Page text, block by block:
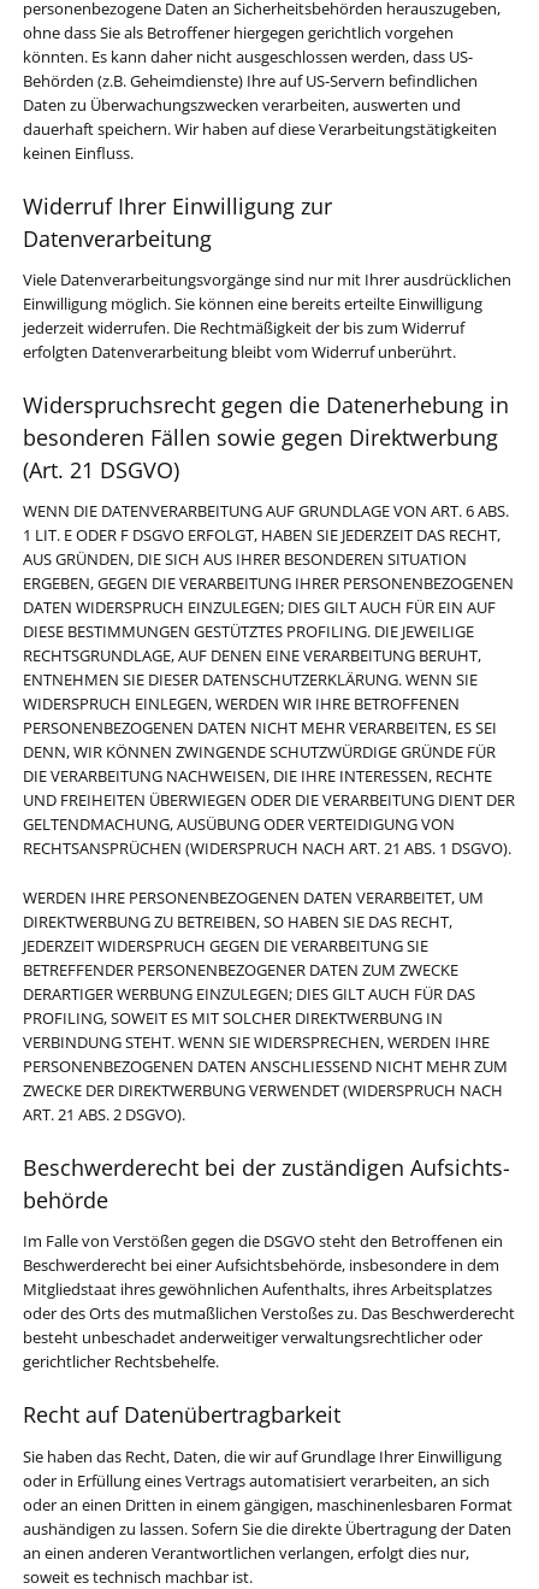
personenbezogene Daten an Sicherheitsbehörden herauszugeben,
ohne dass Sie als Betroffener hiergegen gerichtlich vorgehen
könnten. Es kann daher nicht ausgeschlossen werden, dass US-
Behörden (z.B. Geheimdienste) Ihre auf US-Servern befindlichen
Daten zu Überwachungszwecken verarbeiten, auswerten und
dauerhaft speichern. Wir haben auf diese Verarbeitungstätigkeiten
keinen Einfluss.
Widerruf Ihrer Einwilligung zur
Datenverarbeitung
Viele Datenverarbeitungsvorgänge sind nur mit Ihrer ausdrücklichen
Einwilligung möglich. Sie können eine bereits erteilte Einwilligung
jederzeit widerrufen. Die Rechtmäßigkeit der bis zum Widerruf
erfolgten Datenverarbeitung bleibt vom Widerruf unberührt.
Widerspruchsrecht gegen die Datenerhebung in
besonderen Fällen sowie gegen Direktwerbung
(Art. 21 DSGVO)
WENN DIE DATENVERARBEITUNG AUF GRUNDLAGE VON ART. 6 ABS.
1 LIT. E ODER F DSGVO ERFOLGT, HABEN SIE JEDERZEIT DAS RECHT,
AUS GRÜNDEN, DIE SICH AUS IHRER BESONDEREN SITUATION
ERGEBEN, GEGEN DIE VERARBEITUNG IHRER PERSONENBEZOGENEN
DATEN WIDERSPRUCH EINZULEGEN; DIES GILT AUCH FÜR EIN AUF
DIESE BESTIMMUNGEN GESTÜTZTES PROFILING. DIE JEWEILIGE
RECHTSGRUNDLAGE, AUF DENEN EINE VERARBEITUNG BERUHT,
ENTNEHMEN SIE DIESER DATENSCHUTZERKLÄRUNG. WENN SIE
WIDERSPRUCH EINLEGEN, WERDEN WIR IHRE BETROFFENEN
PERSONENBEZOGENEN DATEN NICHT MEHR VERARBEITEN, ES SEI
DENN, WIR KÖNNEN ZWINGENDE SCHUTZWÜRDIGE GRÜNDE FÜR
DIE VERARBEITUNG NACHWEISEN, DIE IHRE INTERESSEN, RECHTE
UND FREIHEITEN ÜBERWIEGEN ODER DIE VERARBEITUNG DIENT DER
GELTENDMACHUNG, AUSÜBUNG ODER VERTEIDIGUNG VON
RECHTSANSPRÜCHEN (WIDERSPRUCH NACH ART. 21 ABS. 1 DSGVO).
WERDEN IHRE PERSONENBEZOGENEN DATEN VERARBEITET, UM
DIREKTWERBUNG ZU BETREIBEN, SO HABEN SIE DAS RECHT,
JEDERZEIT WIDERSPRUCH GEGEN DIE VERARBEITUNG SIE
BETREFFENDER PERSONENBEZOGENER DATEN ZUM ZWECKE
DERARTIGER WERBUNG EINZULEGEN; DIES GILT AUCH FÜR DAS
PROFILING, SOWEIT ES MIT SOLCHER DIREKTWERBUNG IN
VERBINDUNG STEHT. WENN SIE WIDERSPRECHEN, WERDEN IHRE
PERSONENBEZOGENEN DATEN ANSCHLIESSEND NICHT MEHR ZUM
ZWECKE DER DIREKTWERBUNG VERWENDET (WIDERSPRUCH NACH
ART. 21 ABS. 2 DSGVO).
Beschwerde­recht bei der zuständigen Aufsichts­
behörde
Im Falle von Verstößen gegen die DSGVO steht den Betroffenen ein
Beschwerderecht bei einer Aufsichtsbehörde, insbesondere in dem
Mitgliedstaat ihres gewöhnlichen Aufenthalts, ihres Arbeitsplatzes
oder des Orts des mutmaßlichen Verstoßes zu. Das Beschwerderecht
besteht unbeschadet anderweitiger verwaltungsrechtlicher oder
gerichtlicher Rechtsbehelfe.
Recht auf Daten­übertrag­barkeit
Sie haben das Recht, Daten, die wir auf Grundlage Ihrer Einwilligung
oder in Erfüllung eines Vertrags automatisiert verarbeiten, an sich
oder an einen Dritten in einem gängigen, maschinenlesbaren Format
aushändigen zu lassen. Sofern Sie die direkte Übertragung der Daten
an einen anderen Verantwortlichen verlangen, erfolgt dies nur,
soweit es technisch machbar ist.